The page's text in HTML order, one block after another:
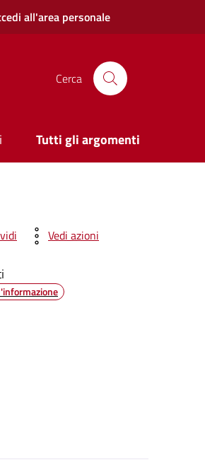
all'area personale
Cerca
Tutti gli argomenti
Vedi azioni